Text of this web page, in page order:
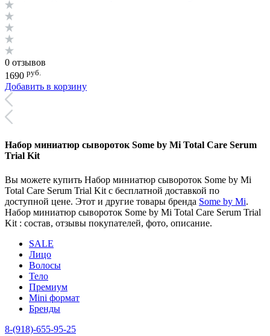
0 отзывов
1690 руб.
Добавить в корзину
Набор миниатюр сывороток Some by Mi Total Care Serum
Trial Kit
Вы можете купить Набор миниатюр сывороток Some by Mi
Total Care Serum Trial Kit с бесплатной доставкой по
доступной цене. Этот и другие товары бренда Some by Mi.
Набор миниатюр сывороток Some by Mi Total Care Serum Trial
Kit : состав, отзывы покупателей, фото, описание.
SALE
Лицо
Волосы
Тело
Премиум
Mini формат
Бренды
8-(918)-655-95-25